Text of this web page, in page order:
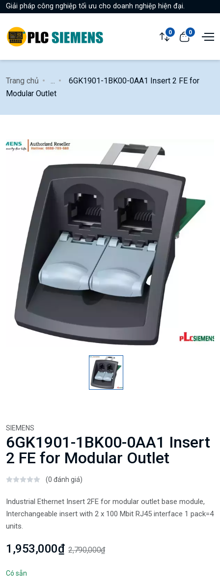
Giải pháp công nghiệp tối ưu cho doanh nghiệp hiện đại.
0 0
Trang chủ
6GK1901-1BK00-0AA1 Insert 2 FE for
Modular Outlet
SIEMENS
6GK1901-1BK00-0AA1 Insert
2 FE for Modular Outlet
(0 đánh giá)
Industrial Ethernet Insert 2FE for modular outlet base module,
Interchangeable insert with 2 x 100 Mbit RJ45 interface 1 pack=4
units.
1,953,000₫ 2,790,000₫
Có sẵn